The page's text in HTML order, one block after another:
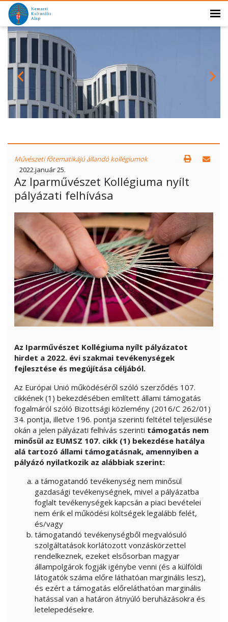
Művészeti főtematikájú állandó kollégiumok
2022.január 25.
Az Iparművészet Kollégiuma nyílt
pályázati felhívása
Az Iparművészet Kollégiuma nyílt pályázatot
hirdet a 2022. évi szakmai tevékenységek
fejlesztése és megújítása céljából.
Az Európai Unió működéséről szóló szerződés 107.
cikkének (1) bekezdésében említett állami támogatás
fogalmáról szóló Bizottsági közlemény (2016/C 262/01)
34. pontja, illetve 196. pontja szerinti feltétel teljesülése
okán a jelen pályázati felhívás szerinti támogatás nem
minősül az EUMSZ 107. cikk (1) bekezdése hatálya
alá tartozó állami támogatásnak, amennyiben a
pályázó nyilatkozik az alábbiak szerint:
a támogatandó tevékenység nem minősül
gazdasági tevékenységnek, mivel a pályázatba
foglalt tevékenységek kapcsán a piaci bevételei
nem érik el működési költségek legalább felét,
és/vagy
támogatandó tevékenységből megvalósuló
szolgáltatások korlátozott vonzáskörzettel
rendelkeznek, ezeket elsősorban magyar
állampolgárok fogják igénybe venni (és a külföldi
látogatók száma előre láthatóan marginális lesz),
és ezért a támogatás előreláthatóan marginális
hatással van a határon átnyúló beruházásokra és
letelepedésekre.